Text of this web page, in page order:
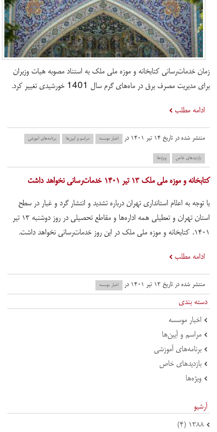
زمان خدمات‌رسانی کتابخانه و موزه ملی ملک به استناد مصوبه هیات وزیران
برای مدیریت مصرف برق در ماه‌های گرم سال 1401 خورشیدی تغییر کرد.
ادامه مطلب
منتشر شده در تاریخ ۱۴ تیر ۱۴۰۱ در اخبار موسسه مراسم و آیین‌ها برنامه‌های آموزشی
بازدید‌های خاص ویژه‌ها
کتابخانه و موزه ملی ملک ۱۳ تیر ۱۴۰۱ خدمات‌رسانی نخواهد داشت
با توجه به اعلام استانداری تهران درباره تشدید و انتشار گرد و غبار در سطح
استان تهران و تعطیلی همه اداره‌ها و مقاطع تحصیلی در روز دوشنبه ۱۳ تیر
۱۴۰۱، کتابخانه و موزه ملی ملک در این روز خدمات‌رسانی نخواهد داشت.
ادامه مطلب
منتشر شده در تاریخ ۱۳ تیر ۱۴۰۱ در اخبار موسسه
دسته بندی
اخبار موسسه
مراسم و آیین‌ها
برنامه‌های آموزشی
بازدید‌های خاص
ویژه‌ها
آرشیو
۱۳۸۸ (۴)